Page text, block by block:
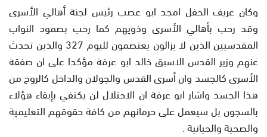
وكان عريف الحفل امجد ابو عصب رئيس لجنة أهالي الأسرى
وقد رحب بأهالي الأسرى وذويهم كما رحب بصمود النواب
المقدسيين الذين لا يزالون يعتصمون لليوم 327 والذين تحدث
عنهم وزير القدس الاسبق خالد ابو عرفة مؤكدا على ان صفقة
الأسرى كالجسد وان أسرى القدس والجولان والداخل كالروح من
هذا الجسد واشار ابو عرفة ان الاحتلال لن يكتفي بإبقاء هؤلاء
بالسجون بل سيعمل على حرمانهم من كافة حقوقهم التعليمية
والصحية والحياتية .